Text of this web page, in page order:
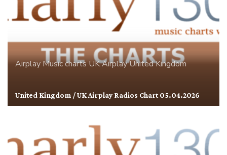
AirplayMusic chartsUK AirplayUnited Kingdom
United Kingdom / UK Airplay Radios Chart 05.04.2026